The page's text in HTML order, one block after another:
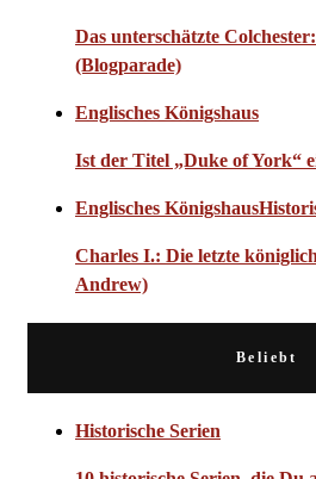
Das unterschätzte
(Blogparade)
Englisches Königshaus
Ist der Titel „Duke of York“
Englisches Königshaus
Charles I.: Die letzte
Andrew)
Beliebt
Historische Serien